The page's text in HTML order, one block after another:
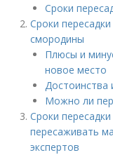
Сроки
Сроки
смородины
Плюсы и
новое место
Достоинства
Можно ли
Сроки
пересаживать
экспертов